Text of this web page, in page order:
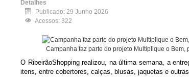
Detalhes
Publicado: 29 Junho 2026
Acessos: 322
Campanha faz parte do projeto Multiplique o
O RibeirãoShopping realizou, na última semana, a
itens, entre cobertores, calças, blusas, jaquetas e